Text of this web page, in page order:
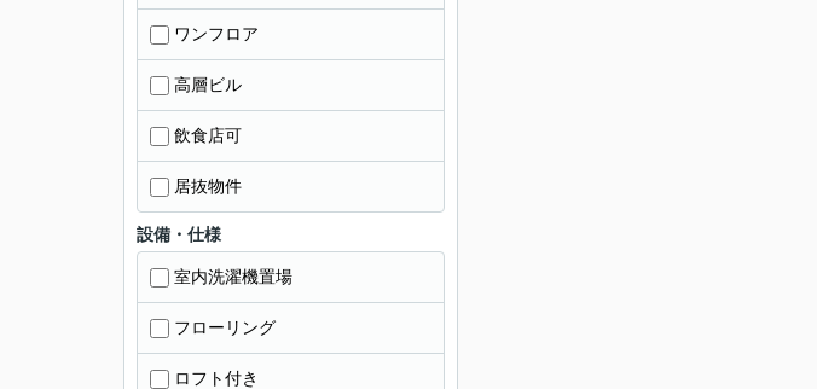
ワンフロア
高層ビル
飲食店可
居抜物件
設備・仕様
室内洗濯機置場
フローリング
ロフト付き